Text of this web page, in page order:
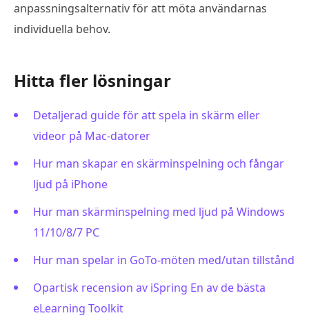
anpassningsalternativ för att möta användarnas
individuella behov.
Hitta fler lösningar
Detaljerad guide för att spela in skärm eller
videor på Mac-datorer
Hur man skapar en skärminspelning och fångar
ljud på iPhone
Hur man skärminspelning med ljud på Windows
11/10/8/7 PC
Hur man spelar in GoTo-möten med/utan tillstånd
Opartisk recension av iSpring En av de bästa
eLearning Toolkit